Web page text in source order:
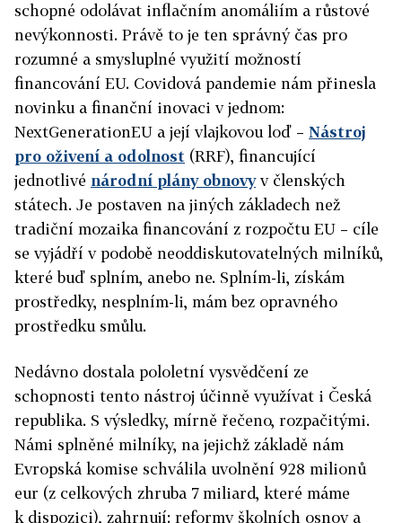
schopné odolávat inflačním anomáliím a růstové
nevýkonnosti. Právě to je ten správný čas pro
rozumné a smysluplné využití možností
financování EU. Covidová pandemie nám přinesla
novinku a finanční inovaci v jednom:
NextGenerationEU a její vlajkovou loď – Nástroj
pro oživení a odolnost (RRF), financující
jednotlivé národní plány obnovyv členských
státech. Je postaven na jiných základech než
tradiční mozaika financování z rozpočtu EU – cíle
se vyjádří v podobě neoddiskutovatelných milníků,
které buď splním, anebo ne. Splním-li, získám
prostředky, nesplním-li, mám bez opravného
prostředku smůlu.
Nedávno dostala pololetní vysvědčení ze
schopnosti tento nástroj účinně využívat i Česká
republika. S výsledky, mírně řečeno, rozpačitými.
Námi splněné milníky, na jejichž základě nám
Evropská komise schválila uvolnění 928 milionů
eur (z celkových zhruba 7 miliard, které máme
k dispozici), zahrnují: reformy školních osnov a